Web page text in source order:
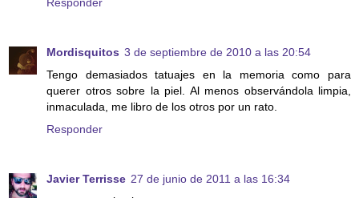
Mordisquitos 3 de septiembre de 2010 a las 20:54
Tengo demasiados tatuajes en la memoria como para
querer otros sobre la piel. Al menos observándola limpia,
inmaculada, me libro de los otros por un rato.
Responder
Javier Terrisse 27 de junio de 2011 a las 16:34